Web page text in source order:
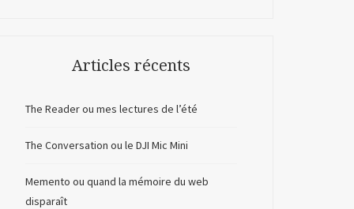
Articles récents
The Reader ou mes lectures de l’été
The Conversation ou le DJI Mic Mini
Memento ou quand la mémoire du web
disparaît